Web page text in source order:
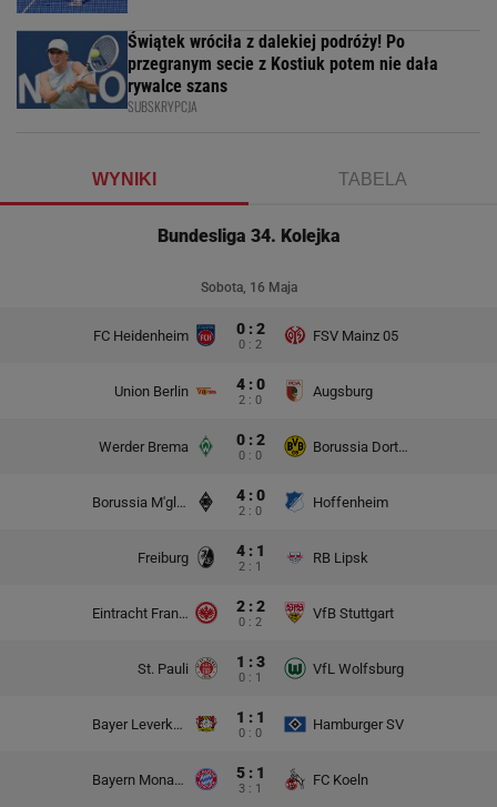
Świątek wróciła z dalekiej podróży! Po
przegranym secie z Kostiuk potem nie dała
rywalce szans
SUBSKRYPCJA
WYNIKI TABELA
Bundesliga 34. Kolejka
Sobota, 16 Maja
FC Heidenheim 0 : 2
0 : 2
FSV Mainz 05
Union Berlin 4 : 0
2 : 0
Augsburg
Werder Brema 0 : 2
0 : 0
Borussia Dortmund
Borussia M'gladbach 4 : 0
2 : 0
Hoffenheim
Freiburg 4 : 1
2 : 1
RB Lipsk
Eintracht Frankfurt 2 : 2
0 : 2
VfB Stuttgart
St. Pauli 1 : 3
0 : 1
VfL Wolfsburg
Bayer Leverkusen 1 : 1
0 : 0
Hamburger SV
Bayern Monachium 5 : 1
3 : 1
FC Koeln